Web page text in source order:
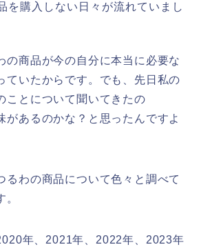
を購入しない日々が流れていまし
の商品が今の自分に本当に必要な
ていたからです。でも、先日私の
ことについて聞いてきたの
があるのかな？と思ったんですよ
るわの商品について色々と調べて
年、2021年、2022年、2023年